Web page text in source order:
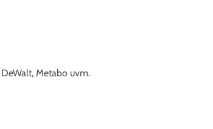
Metabo uvm.